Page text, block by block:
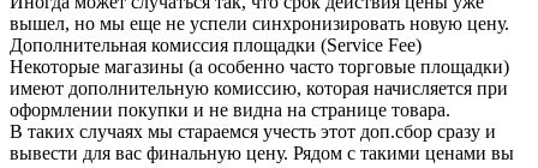
вышел, но мы еще не успели синхронизировать новую цену.
Дополнительная комиссия площадки (Service Fee)
Некоторые магазины (а особенно часто торговые площадки)
имеют дополнительную комиссию, которая начисляется при
оформлении покупки и не видна на странице товара.
В таких случаях мы стараемся учесть этот доп.сбор сразу и
вывести для вас финальную цену. Рядом с такими ценами вы